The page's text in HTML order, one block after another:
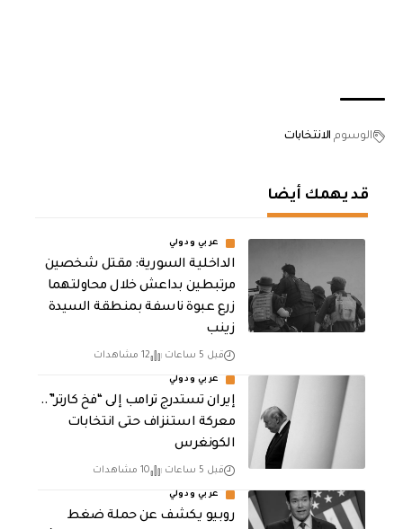
الوسوم الانتخابات
قد يهمك أيضا
عربي ودولي
الداخلية السورية: مقتل شخصين
مرتبطين بداعش خلال محاولتهما
زرع عبوة ناسفة بمنطقة السيدة
زينب
قبل 5 ساعات 12 مشاهدات
عربي ودولي
إيران تستدرج ترامب إلى “فخ كارتر”..
معركة استنزاف حتى انتخابات
الكونغرس
قبل 5 ساعات 10 مشاهدات
عربي ودولي
روبيو يكشف عن حملة ضغط